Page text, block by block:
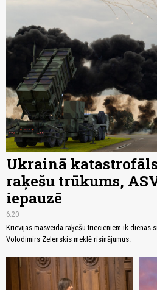
Ukrainā
raķešu trūkums,
iepauzē
6:20
Krievijas masveida raķešu triecieniem ik dienas
Volodimirs Zelenskis meklē risinājumus.